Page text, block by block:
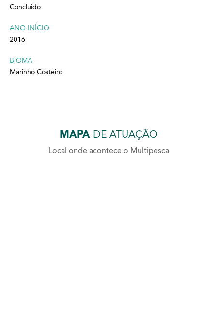
Concluído
ANO INÍCIO
2016
BIOMA
Marinho Costeiro
MAPADE ATUAÇÃO
Local onde acontece o Multipesca